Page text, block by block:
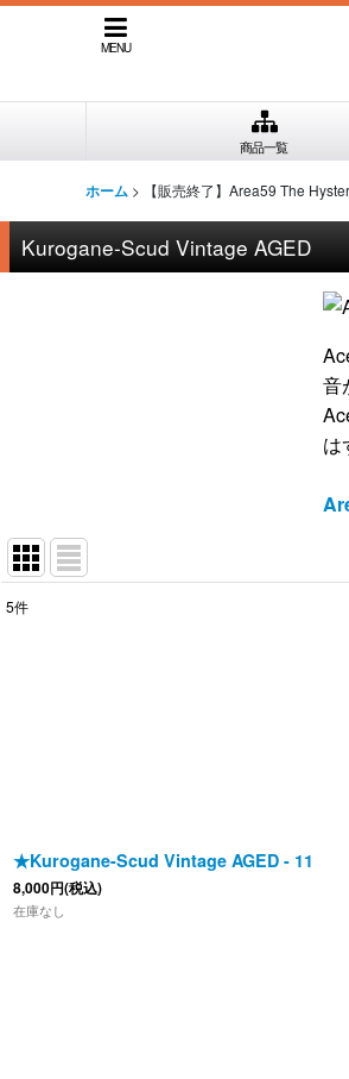
MENU
商品一覧
ホーム > 【販売終了】Area59 The
Kurogane-Scud Vintage AGED
音
は
5件
★Kurogane-Scud Vintage AGED - 11
8,000円(税込)
在庫なし